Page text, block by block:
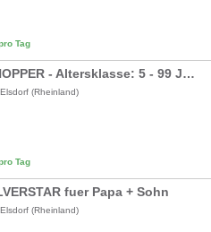
Tag
GoKart CHOPPER - Altersklasse: 5 - 99 Jahre
Elsdorf (Rheinland)
Tag
fuer Papa + Sohn
Elsdorf (Rheinland)